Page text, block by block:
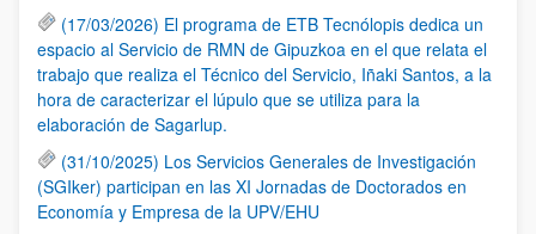
(17/03/2026) El programa de ETB Tecnólopis dedica un
espacio al Servicio de RMN de Gipuzkoa en el que relata el
trabajo que realiza el Técnico del Servicio, Iñaki Santos, a la
hora de caracterizar el lúpulo que se utiliza para la
elaboración de Sagarlup.
(31/10/2025) Los Servicios Generales de Investigación
(SGIker) participan en las XI Jornadas de Doctorados en
Economía y Empresa de la UPV/EHU